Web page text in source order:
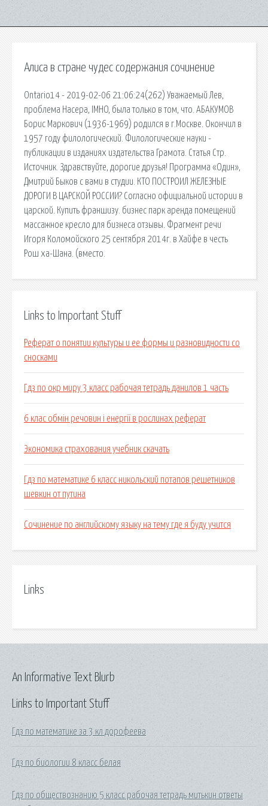
Алиса в стране чудес содержания сочинение
Ontario14 - 2019-02-06 21:06:24(262) Уважаемый Лев,
проблема Насера, IMHO, была только в том, что. АБАКУМОВ
Борис Маркович (1936-1969) родился в г.Москве. Окончил в
1957 году филологический. Филологические науки -
публикации в изданиях издательства Грамота. Статья Стр.
Источник. Здравствуйте, дорогие друзья! Программа «Один»,
Дмитрий Быков с вами в студии. КТО ПОСТРОИЛ ЖЕЛЕЗНЫЕ
ДОРОГИ В ЦАРСКОЙ РОССИИ? Согласно официальной истории в
царской. Купить франшизу. бизнес парк аренда помещений
массажное кресло для бизнеса отзывы. Фрагмент речи
Игоря Коломойского 25 сентября 2014г. в Хайфе в честь
Рош ха-Шана. (вместо.
Links to Important Stuff
Реферат о понятии культуры и ее формы и разновидности со
сносками
Гдз по окр миру 3 класс рабочая тетрадь данилов 1 часть
6 клас обмін речовин і енергії в рослинах реферат
Экономика страхования учебник скачать
Гдз по математике 6 класс никольский потапов решетников
шевкин от путина
Сочинение по английскому языку на тему где я буду учится
Links
Links to Important Stuff
Гдз по математике за 3 кл дорофеева
Гдз по биологии 8 класс белая
Гдз по обществознанию 5 класс рабочая тетрадь митькин ответы
An Informative Text Blurb